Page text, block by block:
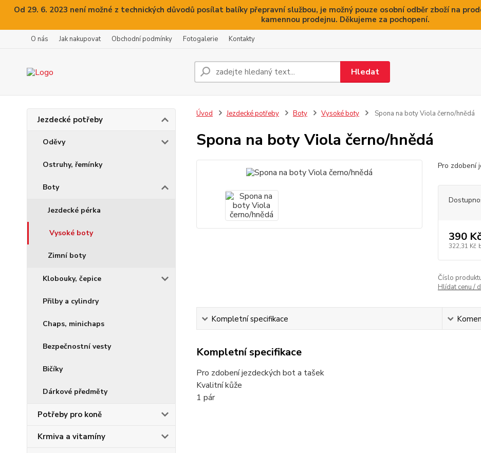
Od 29. 6. 2023 není možné z technických důvodů posílat balíky přepravní službou, je možný pouze osobní odběr zboží na
kamennou prodejnu. Děkujeme za pochopení.
O nás Jak nakupovat Obchodní podmínky Fotogalerie Kontakty
Hledat
Jezdecké potřeby
Oděvy
Ostruhy, řemínky
Boty
Jezdecké pérka
Vysoké boty
Zimní boty
Klobouky, čepice
Přilby a cylindry
Chaps, minichaps
Bezpečnostní vesty
Bičíky
Dárkové předměty
Potřeby pro koně
Krmiva a vitamíny
Úvod Jezdecké potřeby Boty Vysoké boty Spona na boty Viola černo/hnědá
Spona na boty Viola černo/hnědá
Pro zdobení
390 Kč
322,31 Kč
Číslo
Hlídat cenu /
Kompletní specifikace
Kompletní specifikace
Pro zdobení jezdeckých bot a tašek
Kvalitní kůže
1 pár